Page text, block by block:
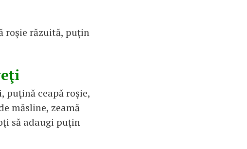
roşie răzuită, puţin
puţină ceapă roşie,
măsline, zeamă
să adaugi puţin